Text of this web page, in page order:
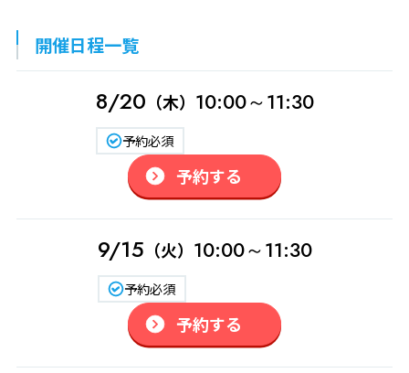
開催日程一覧
8/20 （木） 10:00～11:30
予約必須
予約する
9/15 （火） 10:00～11:30
予約必須
予約する